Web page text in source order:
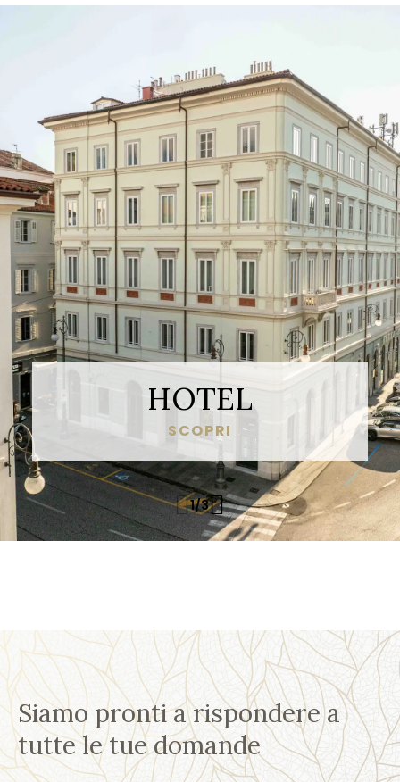
HOTEL
SCOPRI
1/3
Siamo pronti a rispondere a
tutte le tue domande